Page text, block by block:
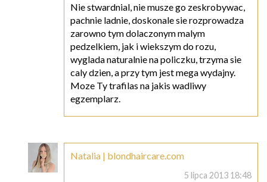
Nie stwardnial, nie musze go zeskrobywac,
pachnie ladnie, doskonale sie rozprowadza
zarowno tym dolaczonym malym
pedzelkiem, jak i wiekszym do rozu,
wyglada naturalnie na policzku, trzyma sie
caly dzien, a przy tym jest mega wydajny.
Moze Ty trafilas na jakis wadliwy
egzemplarz.
Natalia | blondhaircare.com
5 lipca 2013 18:48